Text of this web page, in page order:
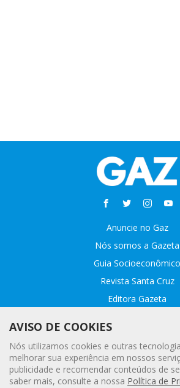
Anuncie no Gaz
Nós somos a Gazeta
Guia Socioeconômico
Revista Santa Cruz
Editora Gazeta
Fale conosco
Webmail
Assinatura Premiada
AVISO DE COOKIES
Nós utilizamos cookies e outras
melhorar sua experiência em nossos
publicidade e recomendar conteúdos de
saber mais, consulte a nossa Política de